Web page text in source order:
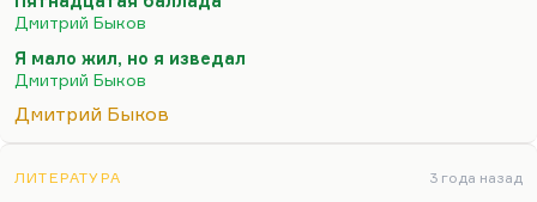
любимого стихотворения – «Сказки о рыбаке и
рыбке»… Вообще, лучшее стихотворение мое
звучит так:
Я мало жил, но я изведал
Небесной Родины я не предал –
Дмитрий Быков
Я мало жил, но я изведал
Дмитрий Быков
Дмитрий Быков
ЛИТЕРАТУРА 3 года назад